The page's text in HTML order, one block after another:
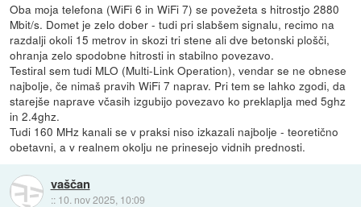
Oba moja telefona (WiFi 6 in WiFi 7) se povežeta s hitrostjo 2880
Mbit/s. Domet je zelo dober - tudi pri slabšem signalu, recimo na
razdalji okoli 15 metrov in skozi tri stene ali dve betonski plošči,
ohranja zelo spodobne hitrosti in stabilno povezavo.
Testiral sem tudi MLO (Multi-Link Operation), vendar se ne obnese
najbolje, če nimaš pravih WiFi 7 naprav. Pri tem se lahko zgodi, da
starejše naprave včasih izgubijo povezavo ko preklaplja med 5ghz
in 2.4ghz.
Tudi 160 MHz kanali se v praksi niso izkazali najbolje - teoretično
obetavni, a v realnem okolju ne prinesejo vidnih prednosti.
vaščan
:: 10. nov 2025, 10:09